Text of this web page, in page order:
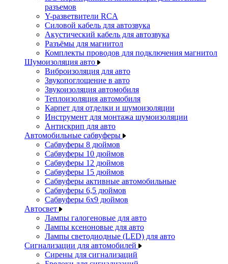
разъемов
Y-разветвители RCA
Силовой кабель для автозвука
Акустический кабель для автозвука
Разъёмы для магнитол
Комплекты проводов для подключения магнитол
Шумоизоляция авто
Виброизоляция для авто
Звукопоглощение в авто
Звукоизоляция автомобиля
Теплоизоляция автомобиля
Карпет для отделки и шумоизоляции
Инструмент для монтажа шумоизоляции
Антискрип для авто
Автомобильные сабвуферы
Сабвуферы 8 дюймов
Сабвуферы 10 дюймов
Сабвуферы 12 дюймов
Сабвуферы 15 дюймов
Сабвуферы активные автомобильные
Сабвуферы 6,5 дюймов
Сабвуферы 6x9 дюймов
Автосвет
Лампы галогеновые для авто
Лампы ксеноновые для авто
Лампы светодиодные (LED) для авто
Сигнализации для автомобилей
Сирены для сигнализаций